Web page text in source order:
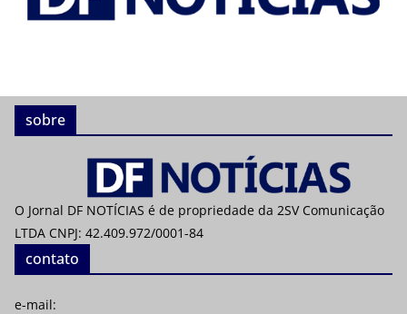
sobre
O Jornal DF NOTÍCIAS é de propriedade da 2SV Comunicação
LTDA CNPJ: 42.409.972/0001-84
contato
e-mail: